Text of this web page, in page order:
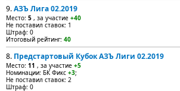
9.АЗЪ Лига 02.2019
Место: 5 , за участие +40
Не поставил ставок: 1
Штраф: 0
Итоговый рейтинг: 40
8. Предстартовый Кубок АЗЪ Лиги 02.2019
Место: 11 , за участие +5
Номинации: БК Фикс +3;
Не поставил ставок: 2
Штраф: 0